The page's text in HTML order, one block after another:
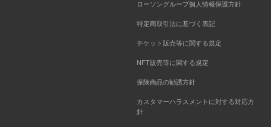
ローソングループ個人情報保護方針
特定商取引法に基づく表記
チケット販売等に関する規定
NFT販売等に関する規定
保険商品の勧誘方針
カスタマーハラスメントに対する対応方
針